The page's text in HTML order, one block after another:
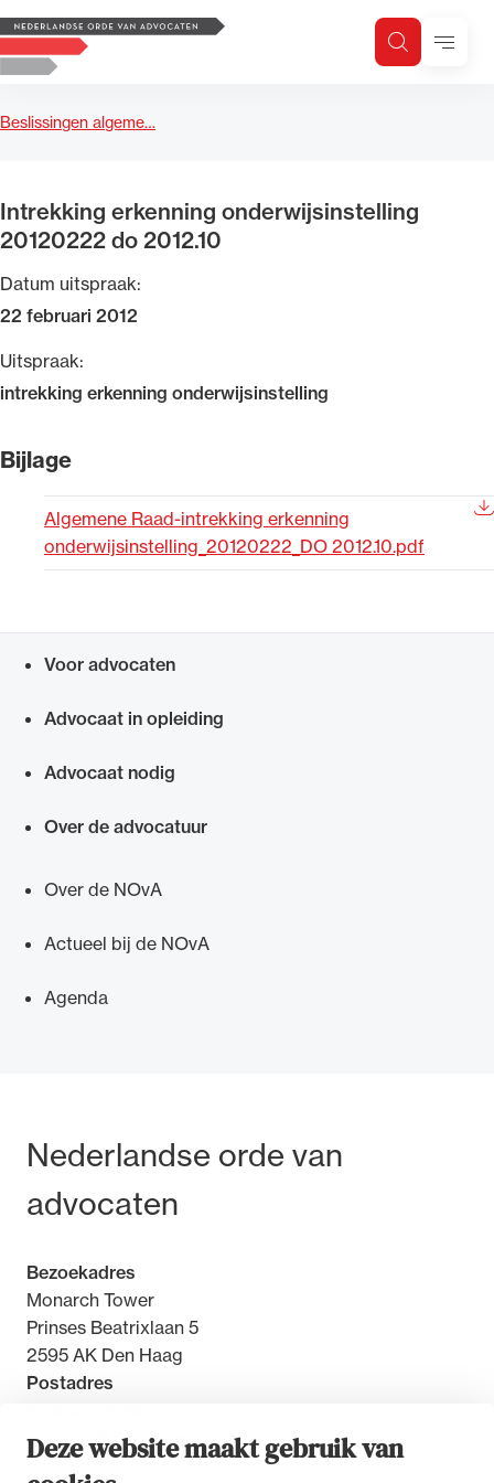
Deze website maakt gebruik van
Logo, to the homepage
ZoekenMenu
Beslissingen algeme…
Intrekking erkenning onderwijsinstelling
20120222 do 2012.10
Datum uitspraak:
22 februari 2012
Uitspraak:
intrekking erkenning onderwijsinstelling
Bijlage
Algemene Raad-intrekking erkenning
onderwijsinstelling_20120222_DO 2012.10.pdf
Voor advocaten
Advocaat in opleiding
Advocaat nodig
Over de advocatuur
Over de NOvA
Actueel bij de NOvA
Agenda
Bezoek- en postadres
Nederlandse orde van
advocaten
Bezoekadres
Monarch Tower
Prinses Beatrixlaan 5
2595 AK Den Haag
Postadres
2500 GW Den Haag
Zoeken
Zoek op trefwoord
Uitgelicht
Van de Advocatenwet tot de Verordening op
beroepsuitoefening: van de advocatenpas tot
geheimhoudernummers.